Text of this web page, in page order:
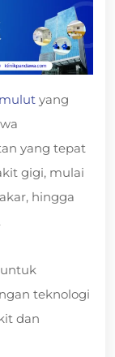
yang
yang tepat
gigi, mulai
hingga
teknologi
dan